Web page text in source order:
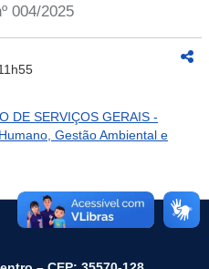
004/2025
DE SERVIÇOS GERAIS -
Gestão Ambiental e